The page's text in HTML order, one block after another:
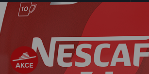
Káva Nescafé Classic 3in1